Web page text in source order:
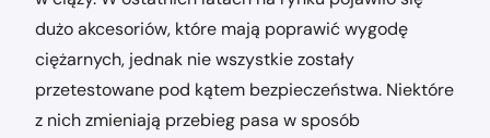
dużo akcesoriów, które mają poprawić wygodę
ciężarnych, jednak nie wszystkie zostały
przetestowane pod kątem bezpieczeństwa. Niektóre
z nich zmieniają przebieg pasa w sposób